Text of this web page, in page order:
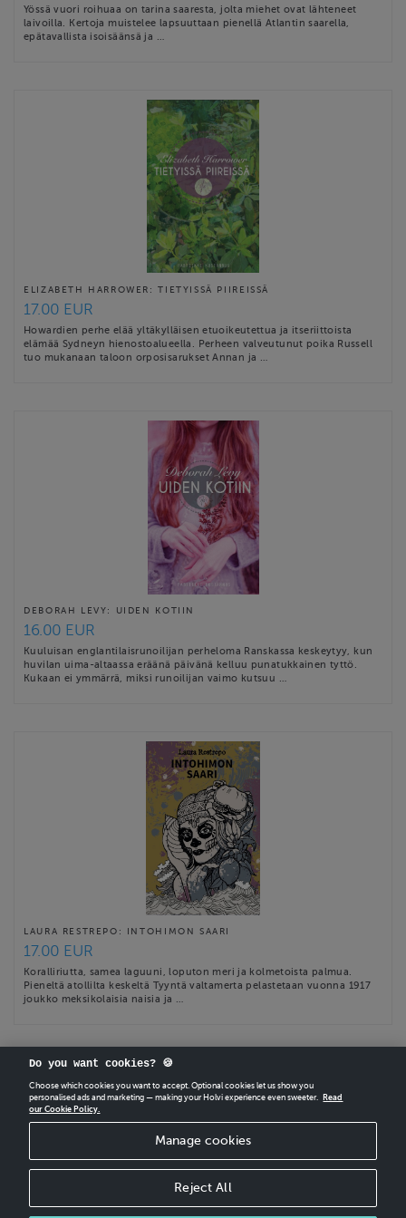
Yössä vuori roihuaa on tarina saaresta, jolta miehet ovat lähteneet
laivoilla. Kertoja muistelee lapsuuttaan pienellä Atlantin saarella,
epätavallista isoisäänsä ja …
ELIZABETH HARROWER: TIETYISSÄ PIIREISSÄ
17.00 EUR
Howardien perhe elää yltäkylläisen etuoikeutettua ja itseriittoista
elämää Sydneyn hienostoalueella. Perheen valveutunut poika Russell
tuo mukanaan taloon orposisarukset Annan ja …
DEBORAH LEVY: UIDEN KOTIIN
16.00 EUR
Kuuluisan englantilaisrunoilijan perheloma Ranskassa keskeytyy, kun
huvilan uima-altaassa eräänä päivänä kelluu punatukkainen tyttö.
Kukaan ei ymmärrä, miksi runoilijan vaimo kutsuu …
LAURA RESTREPO: INTOHIMON SAARI
17.00 EUR
Koralliriutta, samea laguuni, loputon meri ja kolmetoista palmua.
Pieneltä atollilta keskeltä Tyyntä valtamerta pelastetaan vuonna 1917
joukko meksikolaisia naisia ja …
CREATEYOUR OWN HOLVI ONLINE STORE IN MINUTES.
Do you want cookies? 🍪
Choose which cookies you want to accept. Optional cookies let us show you
personalised ads and marketing — making your Holvi experience even sweeter.
Read
our Cookie Policy.
Manage cookies
Reject All